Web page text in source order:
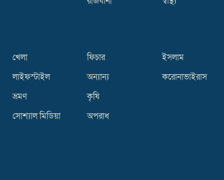
খেলা
লাইফস্টাইল
ভ্রমণ
সোশ্যাল মিডিয়া
ফিচার
অন্যান্য
কৃষি
অপরাধ
ইসলাম
করোনাভাইরাস